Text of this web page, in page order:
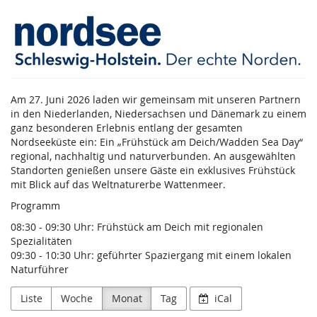
Haupt-
Inhalt
springen
Nordsee-
Tourismus-
GmbH
Am 27. Juni 2026 laden wir gemeinsam mit unseren Partnern
in den Niederlanden, Niedersachsen und Dänemark zu einem
ganz besonderen Erlebnis entlang der gesamten
Nordseeküste ein: Ein „Frühstück am Deich/Wadden Sea Day“
regional, nachhaltig und naturverbunden. An ausgewählten
Standorten genießen unsere Gäste ein exklusives Frühstück
mit Blick auf das Weltnaturerbe Wattenmeer.
Programm
08:30 - 09:30 Uhr: Frühstück am Deich mit regionalen
Spezialitäten
09:30 - 10:30 Uhr: geführter Spaziergang mit einem lokalen
Naturführer
Liste Woche Monat Tag iCal